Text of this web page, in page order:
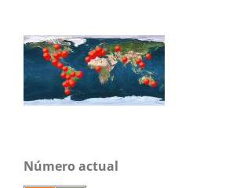
Número actual